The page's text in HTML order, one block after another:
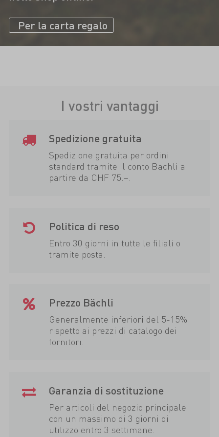
Per la carta regalo
I vostri vantaggi
Spedizione gratuita
Spedizione gratuita per ordini
standard tramite il conto Bächli a
partire da CHF 75.–.
Politica di reso
Entro 30 giorni in tutte le filiali o
tramite posta.
Prezzo Bächli
Generalmente inferiori del 5-15%
rispetto ai prezzi di catalogo dei
fornitori.
Garanzia di sostituzione
Per articoli del negozio principale
con un massimo di 3 giorni di
utilizzo entro 3 settimane.